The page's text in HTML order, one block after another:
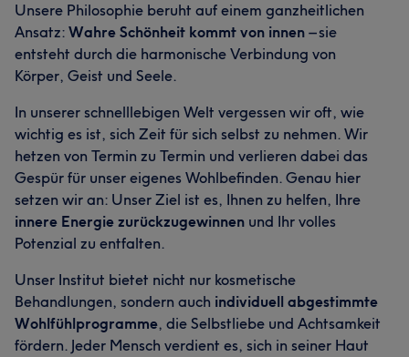
Unsere Philosophie beruht auf einem ganzheitlichen
Ansatz: Wahre Schönheit kommt von innen – sie
entsteht durch die harmonische Verbindung von
Körper, Geist und Seele.
In unserer schnelllebigen Welt vergessen wir oft, wie
wichtig es ist, sich Zeit für sich selbst zu nehmen. Wir
hetzen von Termin zu Termin und verlieren dabei das
Gespür für unser eigenes Wohlbefinden. Genau hier
setzen wir an: Unser Ziel ist es, Ihnen zu helfen, Ihre
innere Energie zurückzugewinnen und Ihr volles
Potenzial zu entfalten.
Unser Institut bietet nicht nur kosmetische
Behandlungen, sondern auch individuell abgestimmte
Wohlfühlprogramme, die Selbstliebe und Achtsamkeit
fördern. Jeder Mensch verdient es, sich in seiner Haut